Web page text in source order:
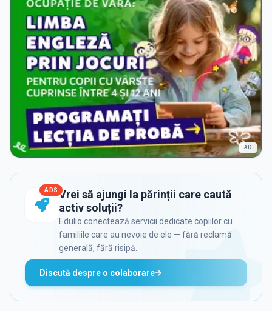
AD
ADS Vrei să ajungi la părinții care caută
activ soluții?
Edulio conectează servicii dedicate copiilor cu
familiile care au nevoie de ele — fără reclamă
generală, fără risipă.
Discută despre o colaborare